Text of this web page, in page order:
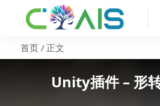
首页 正文
Unity插件 – 形